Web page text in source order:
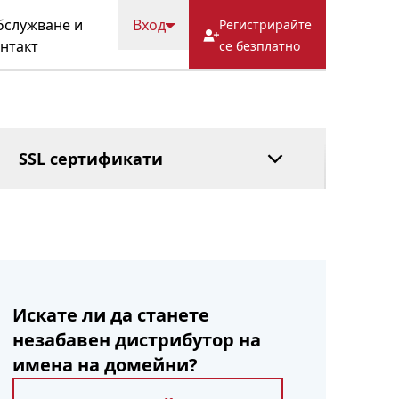
и
Вход
Регистрирайте
се безплатно
SSL сертификати
Попечителска
услуга
Искате ли да станете
незабавен дистрибутор на
имена на домейни?